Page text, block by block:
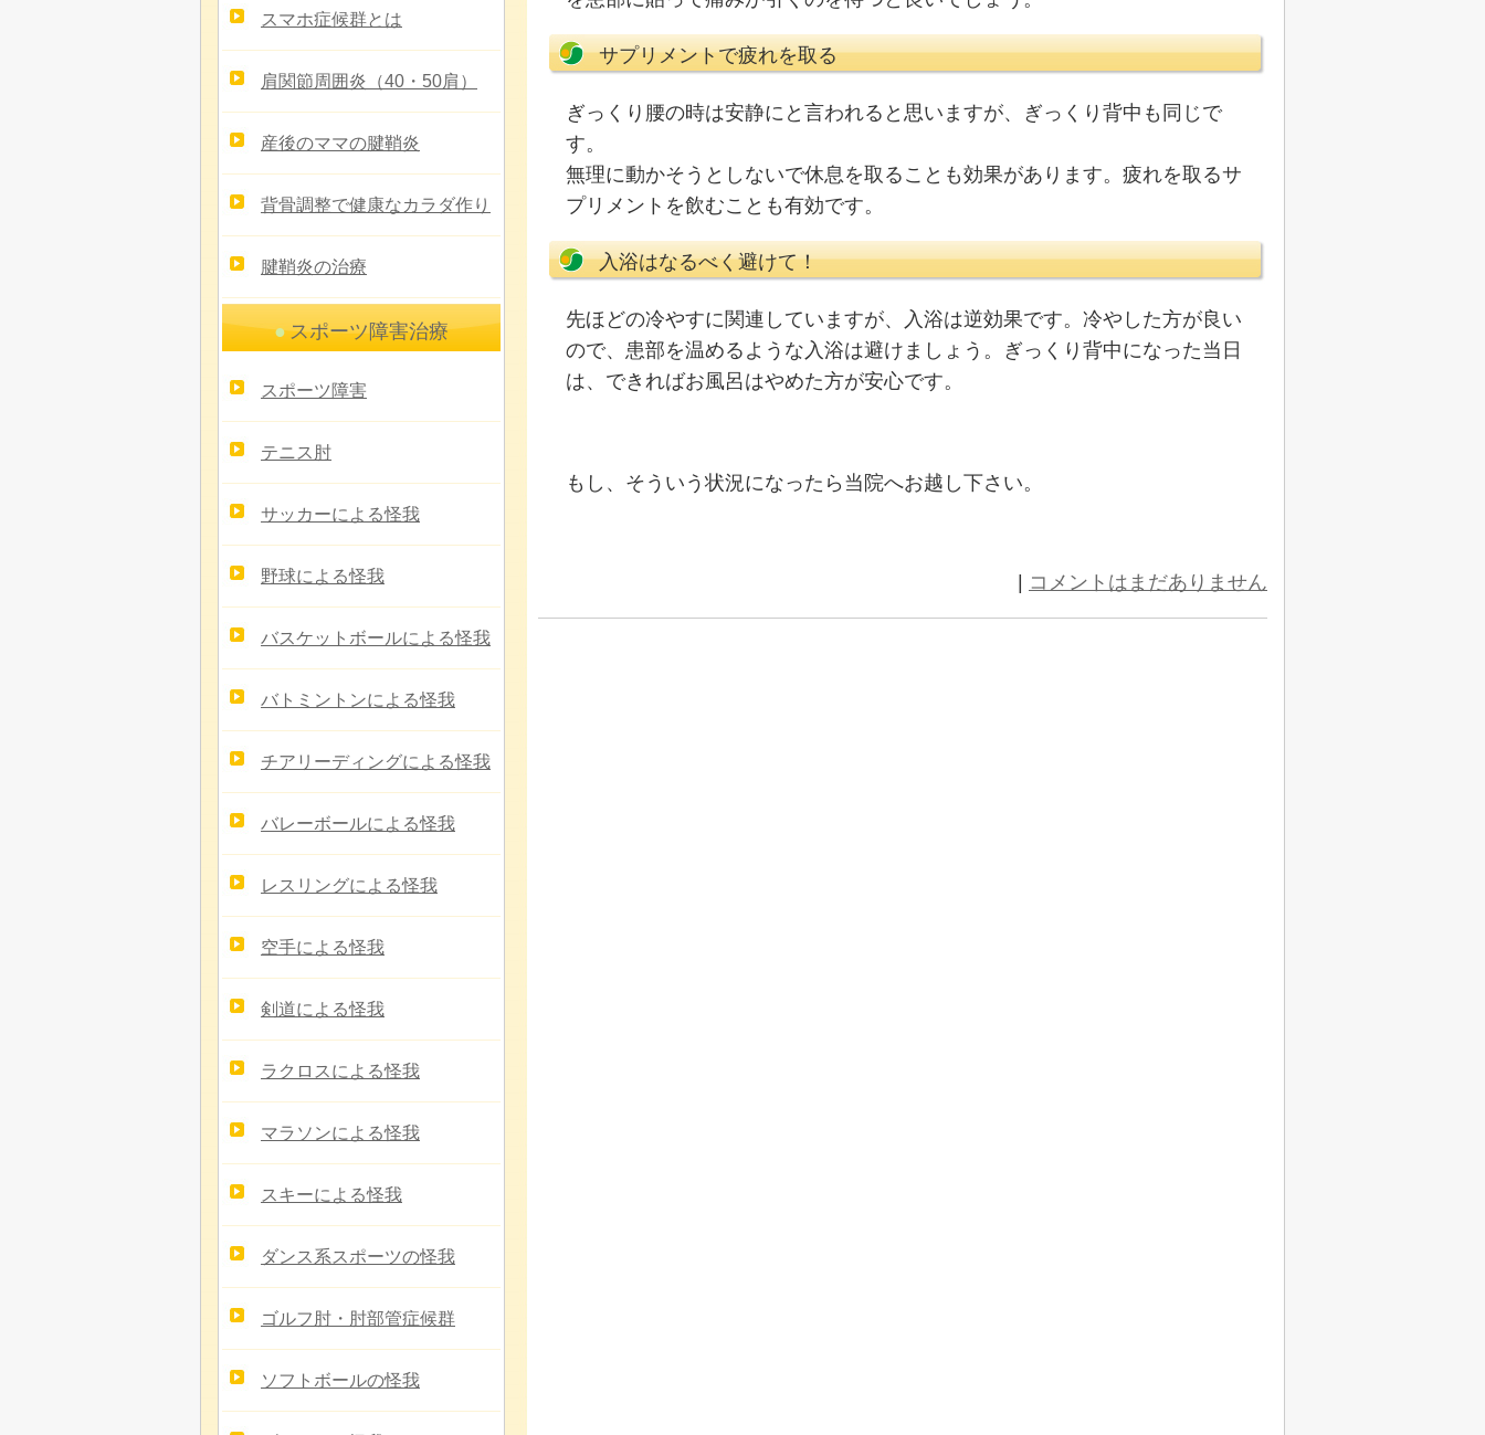
サプリメントで疲れを取る
ぎっくり腰の時は安静にと言われると思いますが、ぎっくり背中も同じで
す。
無理に動かそうとしないで休息を取ることも効果があります。疲れを取るサ
プリメントを飲むことも有効です。
入浴はなるべく避けて！
先ほどの冷やすに関連していますが、入浴は逆効果です。冷やした方が良い
ので、患部を温めるような入浴は避けましょう。ぎっくり背中になった当日
は、できればお風呂はやめた方が安心です。
もし、そういう状況になったら当院へお越し下さい。
| コメントはまだありません
スマホ症候群とは
肩関節周囲炎（40・50肩）
産後のママの腱鞘炎
背骨調整で健康なカラダ作り
腱鞘炎の治療
スポーツ障害治療
スポーツ障害
テニス肘
サッカーによる怪我
野球による怪我
バスケットボールによる怪我
バトミントンによる怪我
チアリーディングによる怪我
バレーボールによる怪我
レスリングによる怪我
空手による怪我
剣道による怪我
ラクロスによる怪我
マラソンによる怪我
スキーによる怪我
ダンス系スポーツの怪我
ゴルフ肘・肘部管症候群
ソフトボールの怪我